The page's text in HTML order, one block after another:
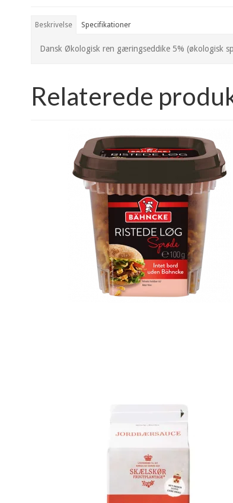
Beskrivelse Specifikationer
Dansk Økologisk ren gæringseddike 5% (økologisk
Relaterede